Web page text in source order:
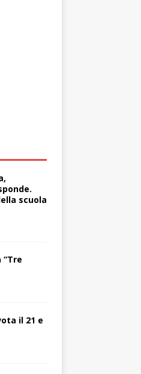
scuola
“Tre
il 21 e